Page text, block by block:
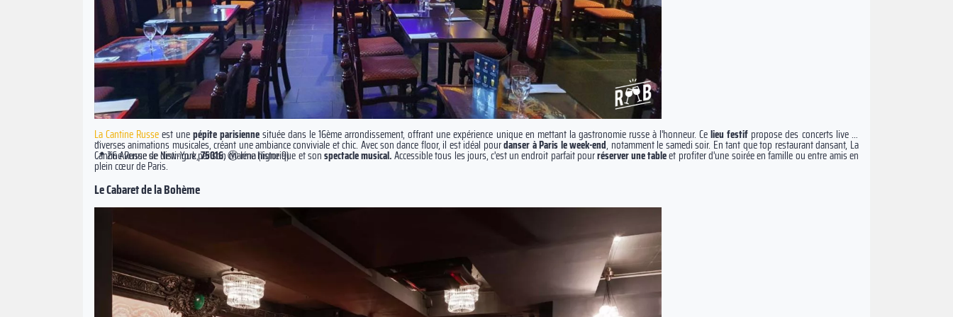
La Cantine Russeest unepépite parisiennesituée dans le 16ème arrondissement, offrant une expérience unique en mettant la gastronomie russe à l'honneur. Celieu festif propose des concerts live et
diverses animations musicales, créant une ambiance conviviale et chic. Avec sondance floor, il est idéal pourdanser à Paris le week-end, notamment le samedi soir. En tant que top restaurant dansant, La
Cantine Russe se distingue par son charme historique et sonspectaclemusical.Accessible tous les jours, c'est un endroit parfait pourréserver une tableet profiter d'une soirée en famille ou entre amis en
plein cœur de Paris.
📍 26 Avenue de New-York,75016, Ⓜ️ Iéna (ligne 9)
Le Cabaret de la Bohème